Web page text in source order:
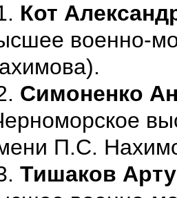
Кот
военно-
Симоненко
П.С.
Тишаков